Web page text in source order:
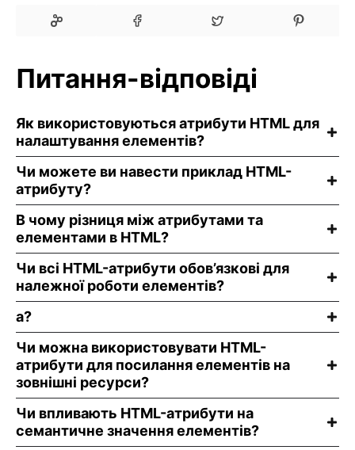
Питання-відповіді
Як використовуються атрибути HTML для
налаштування елементів?
Чи можете ви навести приклад HTML-
атрибуту?
В чому різниця між атрибутами та
елементами в HTML?
Чи всі HTML-атрибути обов’язкові для
належної роботи елементів?
а?
Чи можна використовувати HTML-
атрибути для посилання елементів на
зовнішні ресурси?
Чи впливають HTML-атрибути на
семантичне значення елементів?